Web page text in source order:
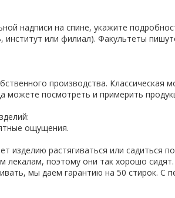
надписи на спине, укажите
или филиал). Факультеты
производства.
можете посмотреть и примерить
ощущения.
изделию растягиваться или садиться
поэтому они так хорошо сидят.
мы даем гарантию на 50 стирок. С